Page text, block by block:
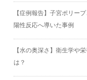
【症例報告】子宮ポリー
陽性反応へ導いた事例
【水の奥深さ】衛生学や
は？